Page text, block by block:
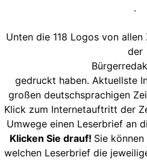
.
Unten die 118 Logos von
der
gedruckt haben. Aktuellste
großen deutschsprachigen
Klick zum Internetauftritt der
Umwege einen Leserbrief an
Klicken Sie drauf! Sie
welchen Leserbrief die